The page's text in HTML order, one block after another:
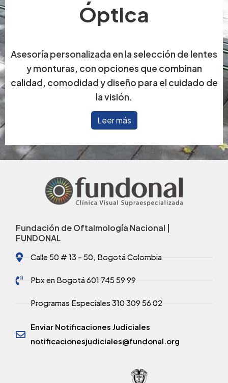
Óptica
Asesoría personalizada en la selección de lentes
y monturas, con opciones que combinan
calidad, comodidad y diseño para el cuidado de
la visión.
Leer más
Fundación de Oftalmología Nacional |
FUNDONAL
Calle 50 # 13 - 50, Bogotá Colombia
Pbx en Bogotá 601 745 59 99
Programas Especiales 310 309 56 02
Enviar Notificaciones Judiciales
notificacionesjudiciales@fundonal.org